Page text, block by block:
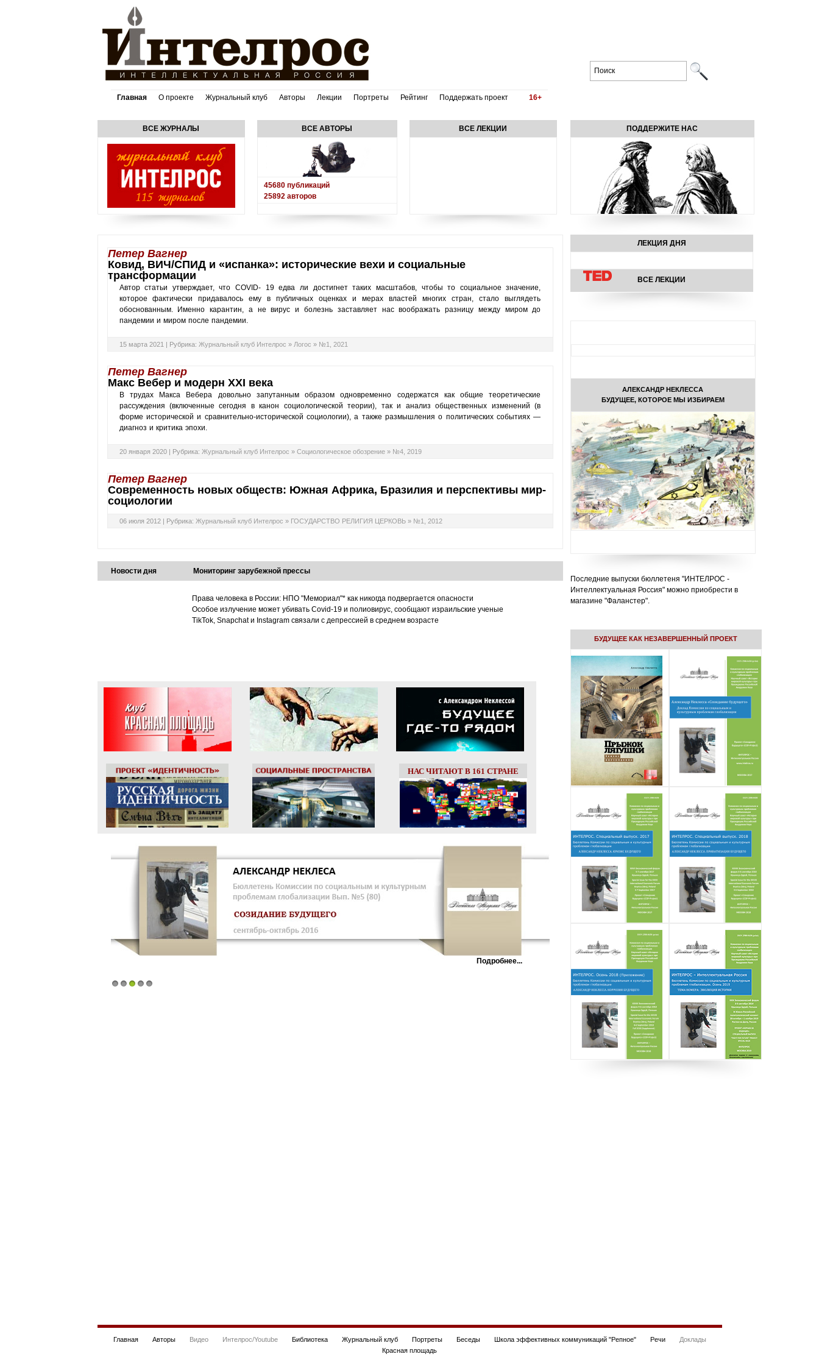
Главная О проекте Журнальный клуб Авторы Лекции Портреты Рейтинг Поддержать проект 16+
ВСЕ ЖУРНАЛЫ ВСЕ АВТОРЫ
45680публикаций
25892авторов
ВСЕ ЛЕКЦИИ
Петер Вагнер
Ковид, ВИЧ/СПИД и «испанка»: исторические вехи и социальные
трансформации
Автор статьи утверждает, что COVID- 19 едва ли достигнет таких масштабов, чтобы то социальное значение,
которое фактически придавалось ему в публичных оценках и мерах властей многих стран, стало выглядеть
обоснованным. Именно карантин, а не вирус и болезнь заставляет нас воображать разницу между миром до
пандемии и миром после пандемии.
15 марта 2021 | Рубрика: Журнальный клуб Интелрос » Логос » №1, 2021
Петер Вагнер
Макс Вебер и модерн XXI века
В трудах Макса Вебера довольно запутанным образом одновременно содержатся как общие теоретические
рассуждения (включенные сегодня в канон социологической теории), так и анализ общественных изменений (в
форме исторической и сравнительно-исторической социологии), а также размышления о политических событиях —
диагноз и критика эпохи.
20 января 2020 | Рубрика: Журнальный клуб Интелрос » Социологическое обозрение» №4, 2019
Петер Вагнер
Современность новых обществ: Южная Африка, Бразилия и перспективы мир-
социологии
06 июля 2012 | Рубрика: Журнальный клуб Интелрос » ГОСУДАРСТВО РЕЛИГИЯ ЦЕРКОВЬ» №1, 2012
Новости дня Мониторинг зарубежной прессы
Права человека в России: НПО "Мемориал"* как никогда подвергается опасности
Особое излучение может убивать Covid-19 и полиовирус, сообщают израильские ученые
TikTok, Snapchat и Instagram связали с депрессией в среднем возрасте
НАС ЧИТАЮТ В 161 СТРАНЕ
Подробнее...
ПОДДЕРЖИТЕ НАС
ЛЕКЦИЯ ДНЯ
ВСЕ ЛЕКЦИИ
АЛЕКСАНДР НЕКЛЕССА
БУДУЩЕЕ, КОТОРОЕ МЫ ИЗБИРАЕМ
Последние выпуски бюллетеня "ИНТЕЛРОС -
Интеллектуальная Россия" можно приобрести в
магазине "Фаланстер".
БУДУЩЕЕ КАК НЕЗАВЕРШЕННЫЙ ПРОЕКТ
Главная Авторы Видео Интелрос/Youtube Библиотека Журнальный клуб Портреты Беседы Школа эффективных коммуникаций "Репное" Речи
Доклады
Красная площадь